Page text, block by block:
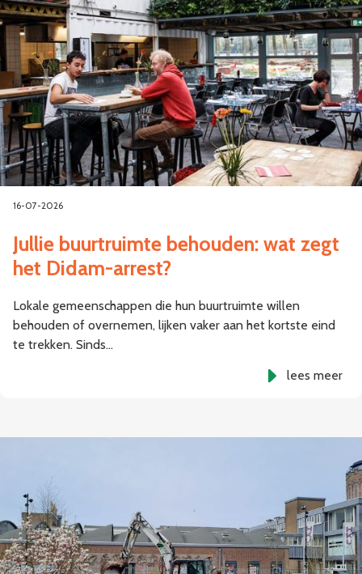
16-07-2026
Jullie buurtruimte behouden: wat zegt
het Didam-arrest?
Lokale gemeenschappen die hun buurtruimte willen
behouden of overnemen, lijken vaker aan het kortste eind
te trekken. Sinds…
lees meer